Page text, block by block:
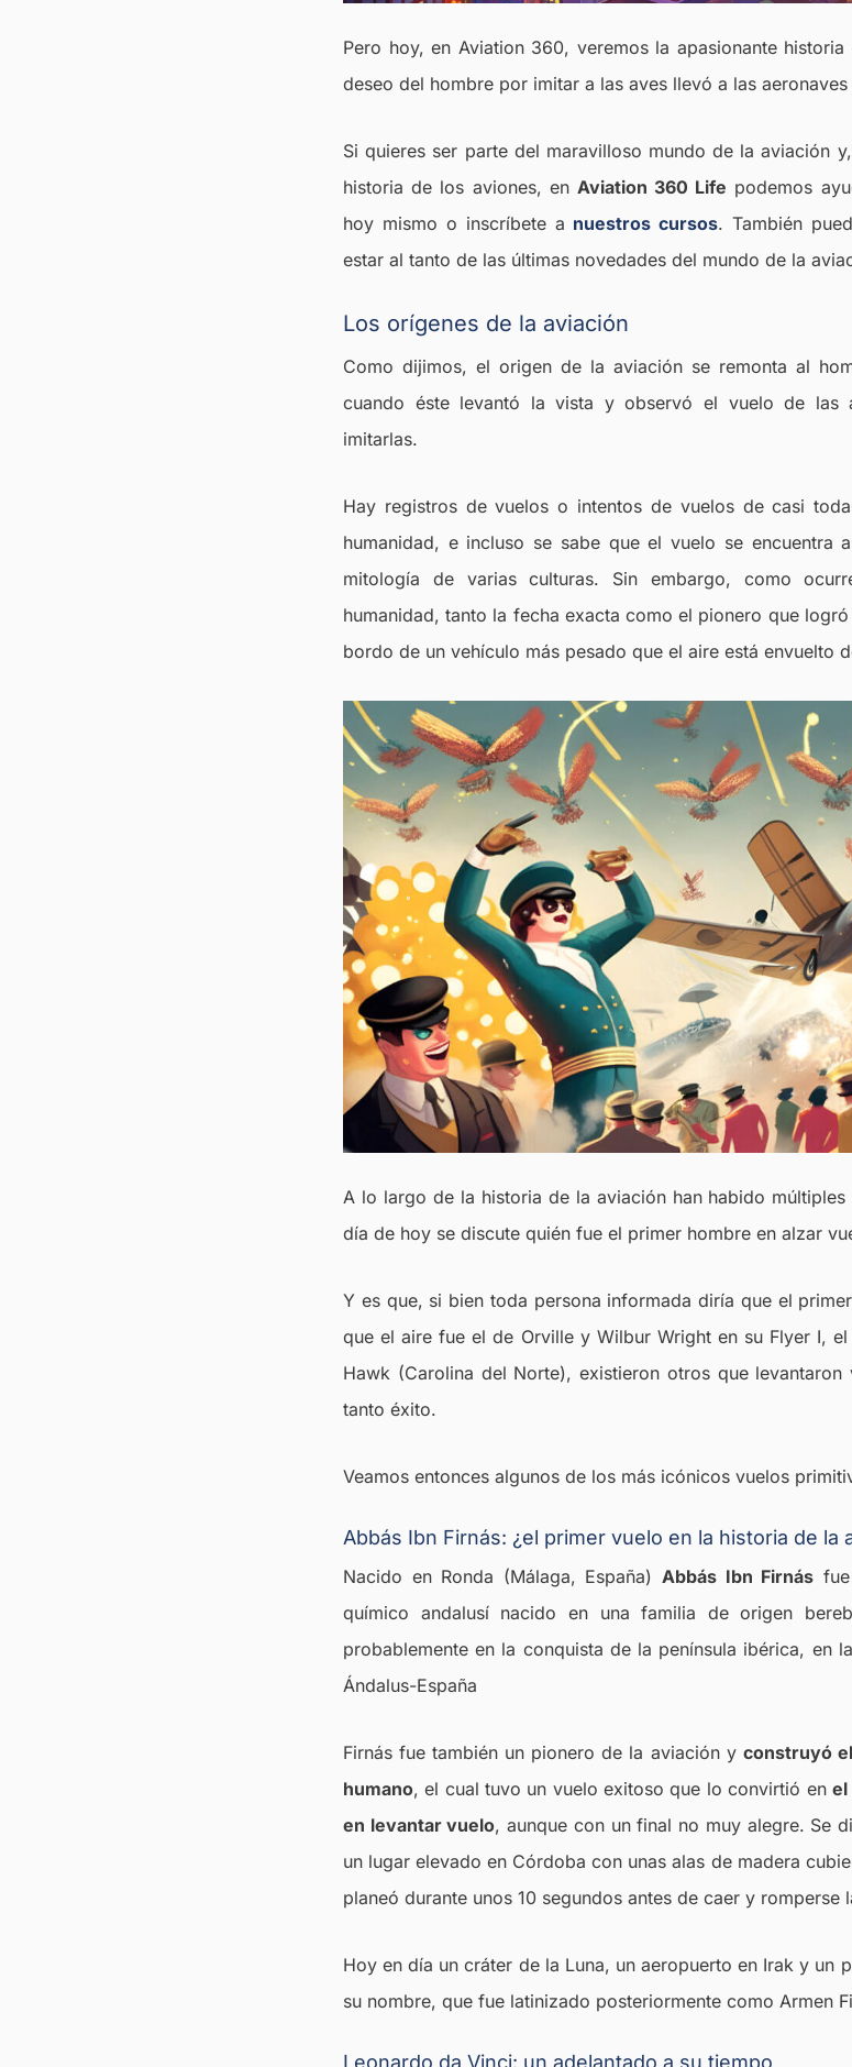
Pero hoy, en Aviation 360, veremos la apasionante
deseo del hombre por imitar a las aves llevó a las aeronaves
Si quieres ser parte del maravilloso mundo de la aviación
historia de los aviones, en Aviation 360 Life podemos
hoy mismo o inscríbete a nuestros cursos. También
estar al tanto de las últimas novedades del mundo de la
Los orígenes de la aviación
Como dijimos, el origen de la aviación se remonta al
cuando éste levantó la vista y observó el vuelo de las
imitarlas.
Hay registros de vuelos o intentos de vuelos de casi
humanidad, e incluso se sabe que el vuelo se encuentra
mitología de varias culturas. Sin embargo, como
humanidad, tanto la fecha exacta como el pionero que
bordo de un vehículo más pesado que el aire está envuelto
A lo largo de la historia de la aviación han habido
día de hoy se discute quién fue el primer hombre en alzar
Y es que, si bien toda persona informada diría que el
que el aire fue el de Orville y Wilbur Wright en su Flyer I,
Hawk (Carolina del Norte), existieron otros que
tanto éxito.
Veamos entonces algunos de los más icónicos vuelos
Abbás Ibn Firnás: ¿el primer vuelo en la historia de la
Nacido en Ronda (Málaga, España) Abbás Ibn Firnás
químico andalusí nacido en una familia de origen
probablemente en la conquista de la península ibérica, en
Ándalus-España
Firnás fue también un pionero de la aviación y construyó
humano, el cual tuvo un vuelo exitoso que lo convirtió en el
en levantar vuelo, aunque con un final no muy alegre. Se
un lugar elevado en Córdoba con unas alas de madera
planeó durante unos 10 segundos antes de caer y romperse
Hoy en día un cráter de la Luna, un aeropuerto en Irak​ y un
su nombre, que fue latinizado posteriormente como Armen